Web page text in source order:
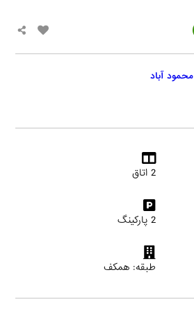
محمود آباد
2 اتاق
2 پارکینگ
طبقه: همکف